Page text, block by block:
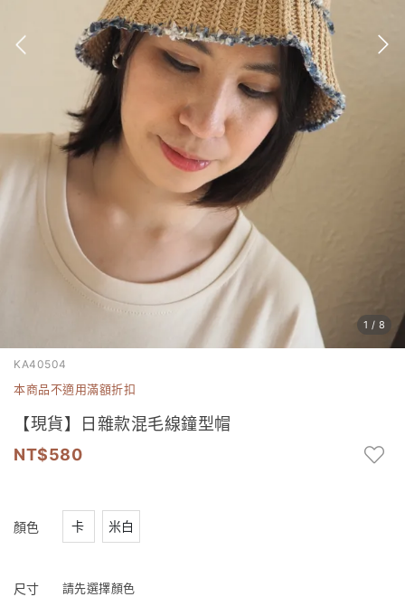
1 / 8
KA40504
本商品不適用滿額折扣
【現貨】日雜款混毛線鐘型帽
580
顏色 卡 米白
尺寸 請先選擇顏色